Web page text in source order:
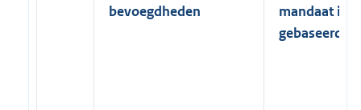
bevoegdheden
mandaat is
gebaseerd